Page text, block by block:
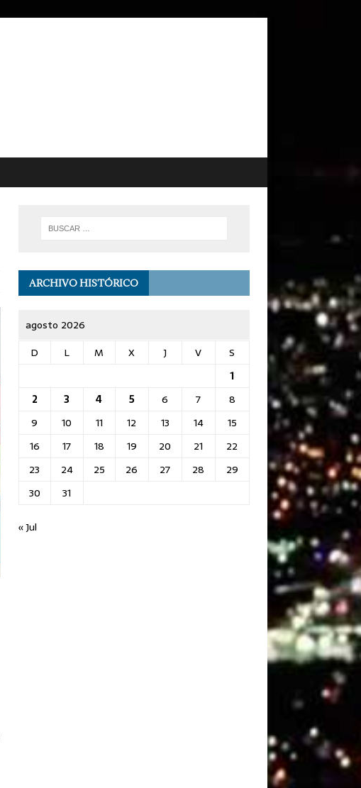
ARCHIVO HISTÓRICO
agosto 2026
D
L M X J V
S
1
2
3 4 5 6 7
8
9
10 11 12 13 14
15
16
17 18 19 20 21
22
23
24 25 26 27 28
29
30
31
« Jul